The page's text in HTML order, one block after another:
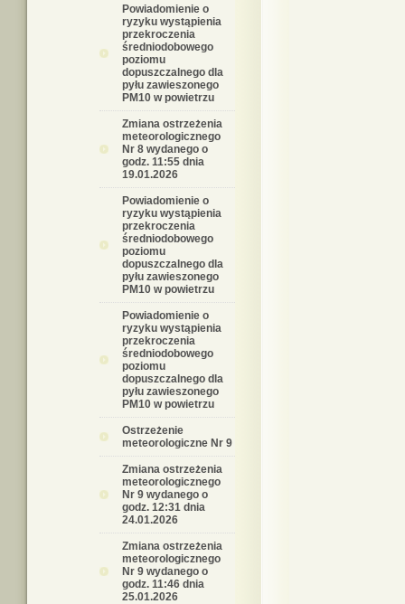
Powiadomienie o
ryzyku wystąpienia
przekroczenia
średniodobowego
poziomu
dopuszczalnego dla
pyłu zawieszonego
PM10 w powietrzu
Zmiana ostrzeżenia
meteorologicznego
Nr 8 wydanego o
godz. 11:55 dnia
19.01.2026
Powiadomienie o
ryzyku wystąpienia
przekroczenia
średniodobowego
poziomu
dopuszczalnego dla
pyłu zawieszonego
PM10 w powietrzu
Powiadomienie o
ryzyku wystąpienia
przekroczenia
średniodobowego
poziomu
dopuszczalnego dla
pyłu zawieszonego
PM10 w powietrzu
Ostrzeżenie
meteorologiczne Nr 9
Zmiana ostrzeżenia
meteorologicznego
Nr 9 wydanego o
godz. 12:31 dnia
24.01.2026
Zmiana ostrzeżenia
meteorologicznego
Nr 9 wydanego o
godz. 11:46 dnia
25.01.2026